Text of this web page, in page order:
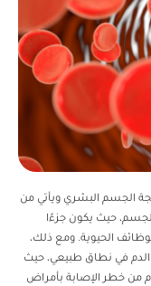
الجسم البشري ويأتي من
حيث يكون جزءًا
الحيوية. ومع ذلك،
في نطاق طبيعي، حيث
من خطر الإصابة بأمراض